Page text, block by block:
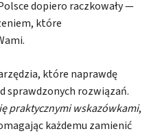
dopiero raczkowały —
które
które naprawdę
sprawdzonych rozwiązań.
praktycznymi wskazówkami,
każdemu zamienić